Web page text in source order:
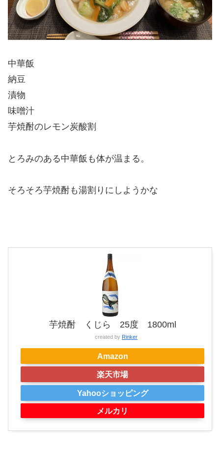
中華飯
納豆
漬物
味噌汁
芋焼酎のレモン炭酸割
とろみのある中華飯も体が温まる。
そろそろ芋焼酎も湯割りにしようかな
芋焼酎 くじら 25度 1800ml
created by Rinker
Amazon
楽天市場
Yahooショッピング
メルカリ